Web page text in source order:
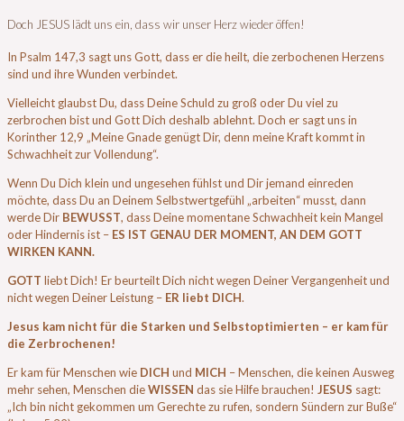
Doch JESUS lädt uns ein, dass wir unser Herz wieder öffen!
In Psalm 147,3 sagt uns Gott, dass er die heilt, die zerbochenen Herzens
sind und ihre Wunden verbindet.
Vielleicht glaubst Du, dass Deine Schuld zu groß oder Du viel zu
zerbrochen bist und Gott Dich deshalb ablehnt. Doch er sagt uns in
Korinther 12,9 „Meine Gnade genügt Dir, denn meine Kraft kommt in
Schwachheit zur Vollendung“.
Wenn Du Dich klein und ungesehen fühlst und Dir jemand einreden
möchte, dass Du an Deinem Selbstwertgefühl „arbeiten“ musst, dann
werde Dir BEWUSST, dass Deine momentane Schwachheit kein Mangel
oder Hindernis ist – ES IST GENAU DER MOMENT, AN DEM GOTT
WIRKEN KANN.
GOTT liebt Dich! Er beurteilt Dich nicht wegen Deiner Vergangenheit und
nicht wegen Deiner Leistung – ER liebt DICH.
Jesus kam nicht für die Starken und Selbstoptimierten – er kam für
die Zerbrochenen!
Er kam für Menschen wie DICH und MICH – Menschen, die keinen Ausweg
mehr sehen, Menschen dieWISSEN das sie Hilfe brauchen! JESUS sagt:
„Ich bin nicht gekommen um Gerechte zu rufen, sondern Sündern zur Buße“